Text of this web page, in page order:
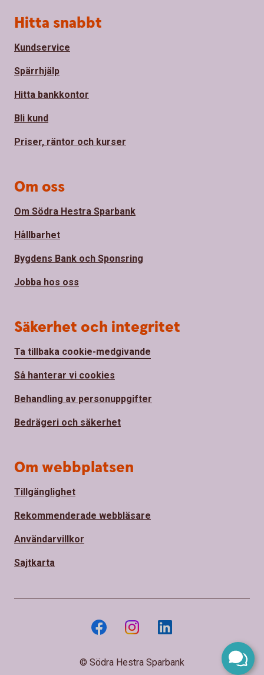
Sidfot
Hitta snabbt
Kundservice
Spärrhjälp
Hitta bankkontor
Bli kund
Priser, räntor och kurser
Om oss
Om Södra Hestra Sparbank
Hållbarhet
Bygdens Bank och Sponsring
Jobba hos oss
Säkerhet och integritet
Ta tillbaka cookie-medgivande
Så hanterar vi cookies
Behandling av personuppgifter
Bedrägeri och säkerhet
Om webbplatsen
Tillgänglighet
Rekommenderade webbläsare
Användarvillkor
Sajtkarta
© Södra Hestra Sparbank